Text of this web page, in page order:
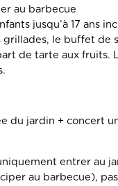
au barbecue
jusqu’à 17 ans
le buffet de
de tarte aux fruits.
du jardin + concert
entrer au
au barbecue),